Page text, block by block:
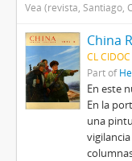
Vea (revista, Santiago,
CL
Part of
En este
En la
una